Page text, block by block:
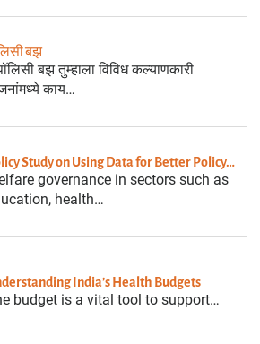
बझ
बझ तुम्हाला विविध कल्याणकारी
काय…
Study on Using Data for Better Policy…
governance in sectors such as
health…
India’s Health Budgets
budget is a vital tool to support…